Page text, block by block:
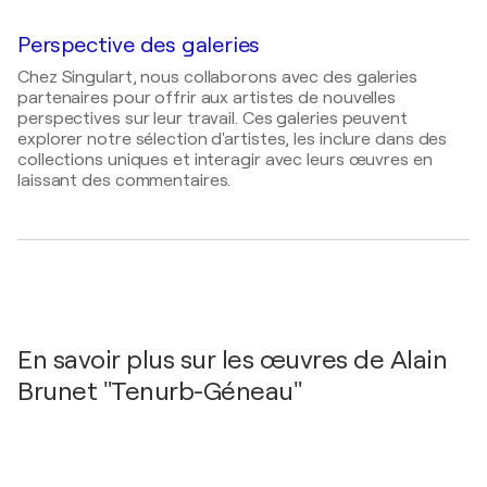
2014
Géneau / N°1 Museum - Shanghai, Chine
2013
Géneau / Galerie Juyi - Shanghai, Chine
2012
Géneau / Xiangjiang Art Gallery - Shanghai, Chine
Géneau / Shanghai-Art-Fair - Shangai, Chine
2008
Dictionnaire Delarge Editions GRÜND, France
1999
Dictionnaire BENEZIT Page 7 Tome 6 Edition 1999,
France
I-CAC Géneau Alain, France
Perspective des galeries
Chez Singulart, nous collaborons avec des galeries
partenaires pour offrir aux artistes de nouvelles
perspectives sur leur travail. Ces galeries peuvent
explorer notre sélection d'artistes, les inclure dans des
collections uniques et interagir avec leurs œuvres en
laissant des commentaires.
En savoir plus sur les œuvres de Alain
Brunet "Tenurb-Géneau"